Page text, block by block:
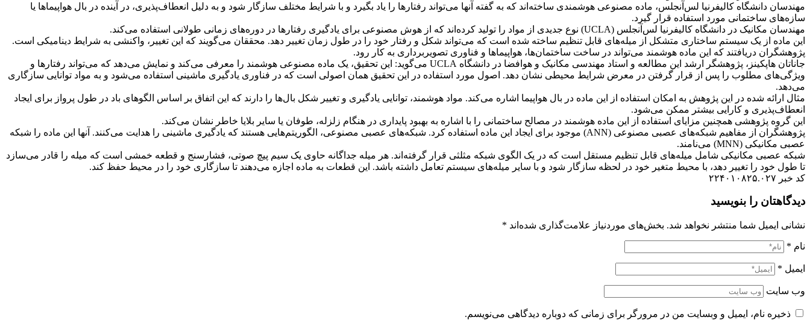
مهندسان دانشگاه کالیفرنیا لس‌آنجلس، ماده مصنوعی هوشمندی ساخته‌اند که به گفته آنها می‌تواند رفتارها را یاد بگیرد و با شرایط مختلف سازگار شود و به دلیل انعطاف‌پذیری، در آینده در بال هواپیماها یا
سازه‌های ساختمانی مورد استفاده قرار گیرد.
مهندسان مکانیک در دانشگاه کالیفرنیا لس‌آنجلس (UCLA) نوع جدیدی از مواد را تولید کرده‌اند که از هوش مصنوعی برای یادگیری رفتارها در دوره‌های زمانی طولانی استفاده می‌کند.
این ماده از یک سیستم ساختاری متشکل از میله‌های قابل تنظیم ساخته شده است که می‌تواند شکل و رفتار خود را در طول زمان تغییر دهد. محققان می‌گویند که این تغییر، واکنشی به شرایط دینامیکی است.
پژوهشگران دریافتند که این ماده هوشمند می‌تواند در ساخت ساختمان‌ها، هواپیماها و فناوری تصویربرداری به کار رود.
جاناتان هاپکینز، پژوهشگر ارشد این مطالعه و استاد مهندسی مکانیک و هوافضا در دانشگاه
می‌گوید: این تحقیق، یک ماده مصنوعی هوشمند را معرفی می‌کند و نمایش می‌دهد که می‌تواند رفتارها و
ویژگی‌های مطلوب را پس از قرار گرفتن در معرض شرایط محیطی نشان دهد. اصول مورد استفاده در این تحقیق همان اصولی است که در فناوری یادگیری ماشینی استفاده می‌شود و به مواد توانایی سازگاری
می‌دهد.
مثال ارائه شده در این پژوهش به امکان استفاده از این ماده در بال هواپیما اشاره می‌کند. مواد هوشمند، توانایی یادگیری و تغییر شکل بال‌ها را دارند که این اتفاق بر اساس الگوهای باد در طول پرواز برای ایجاد
انعطاف‌پذیری و کارایی بیشتر ممکن می‌شود.
این گروه پژوهشی همچنین مزایای استفاده از این ماده هوشمند در مصالح ساختمانی را با اشاره به بهبود پایداری در هنگام زلزله، طوفان یا سایر بلایا خاطر نشان می‌کند.
پژوهشگران از مفاهیم شبکه‌های عصبی مصنوعی (ANN)
موجود برای ایجاد این ماده استفاده کرد. شبکه‌های عصبی مصنوعی، الگوریتم‌هایی هستند که یادگیری ماشینی را هدایت می‌کنند. آنها این ماده را شبکه
عصبی مکانیکی (MNN) می‌نامند.
شبکه عصبی مکانیکی شامل میله‌های قابل تنظیم مستقل است که در یک الگوی شبکه مثلثی قرار گرفته‌اند. هر میله جداگانه حاوی یک سیم پیچ صوتی، فشارسنج و قطعه خمشی است که میله را قادر می‌سازد
تا طول خود را تغییر دهد، با محیط متغیر خود در لحظه سازگار شود و با سایر میله‌های سیستم تعامل داشته باشد. این قطعات به ماده اجازه می‌دهند تا سازگاری خود را در محیط حفظ کند.
کد خبر ۲۲۴۰۱۰۸۲۵.۰۲۷
دیدگاهتان را بنویسید
نشانی ایمیل شما منتشر نخواهد شد. بخش‌های موردنیاز علامت‌گذاری شده‌اند *
نام *
ایمیل *
وب‌ سایت
ذخیره نام، ایمیل و وبسایت من در مرورگر برای زمانی که دوباره دیدگاهی می‌نویسم.